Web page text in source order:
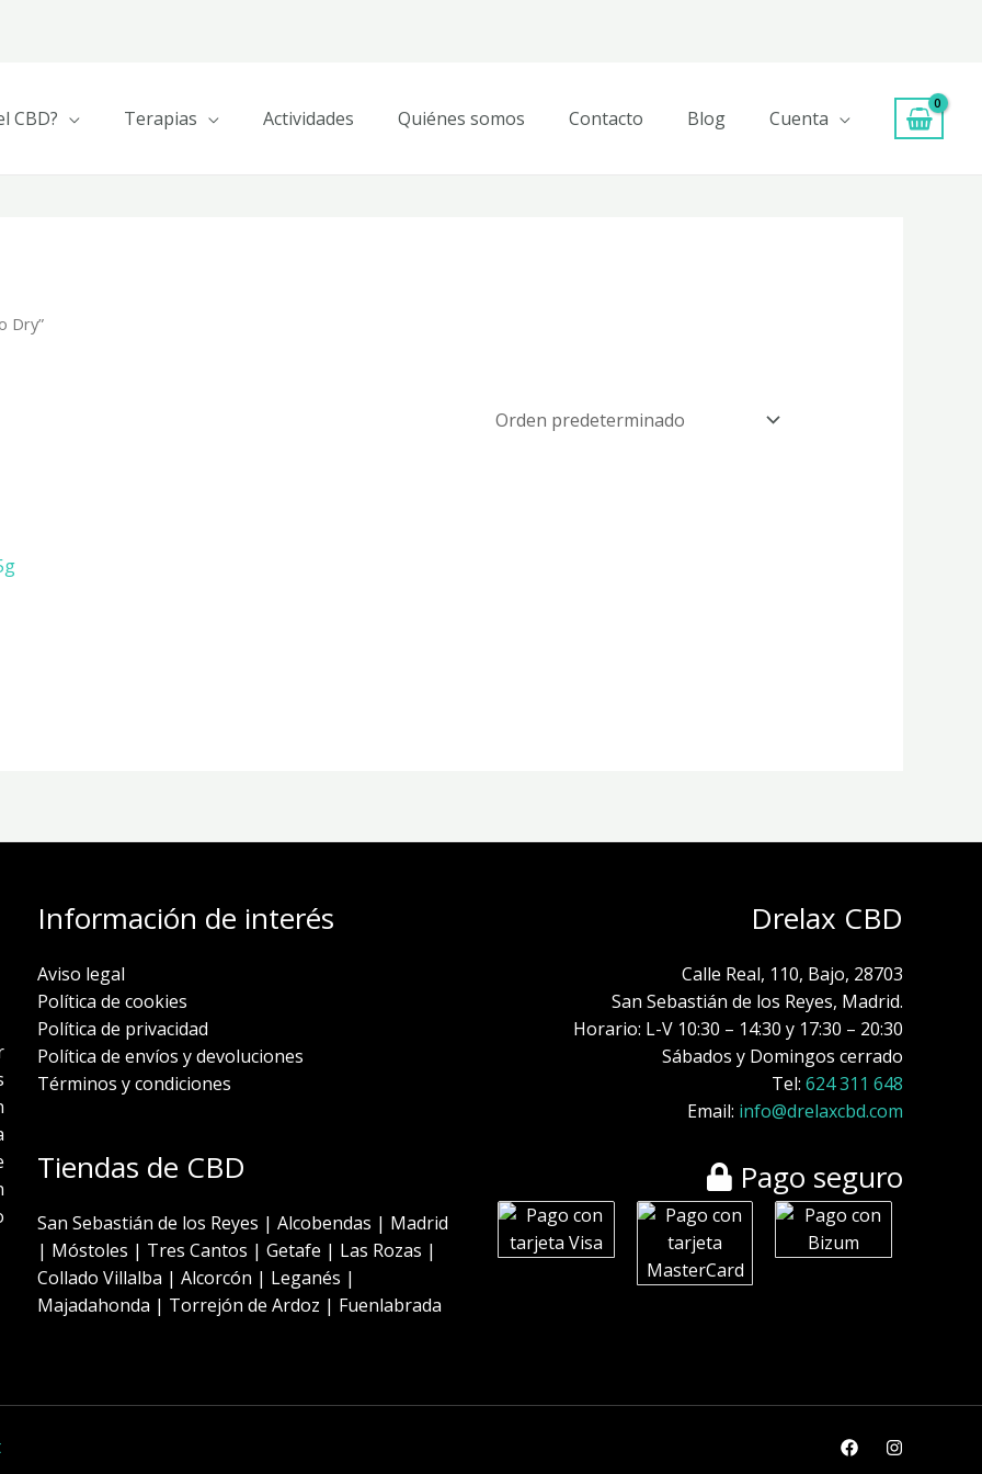
CBD? Terapias Actividades Quiénes somos Contacto Blog Cuenta
Dry”
Información de interés
Aviso legal
Política de cookies
Política de privacidad
Política de envíos y devoluciones
Términos y condiciones
Tiendas de CBD
San Sebastián de los Reyes | Alcobendas | Madrid
| Móstoles | Tres Cantos | Getafe | Las Rozas |
Collado Villalba | Alcorcón | Leganés |
Majadahonda | Torrejón de Ardoz | Fuenlabrada
Drelax CBD
Calle Real, 110, Bajo, 28703
San Sebastián de los Reyes, Madrid.
Horario: L-V 10:30 – 14:30 y 17:30 – 20:30
Sábados y Domingos cerrado
Tel: 624 311 648
Email: info@drelaxcbd.com
Pago seguro